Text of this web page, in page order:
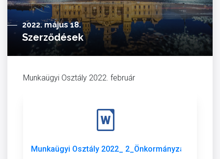
2022. május 18.
Szerződések
Munkaügyi Osztály 2022. február
Munkaügyi Osztály 2022_ 2_Önkormányzat.doc